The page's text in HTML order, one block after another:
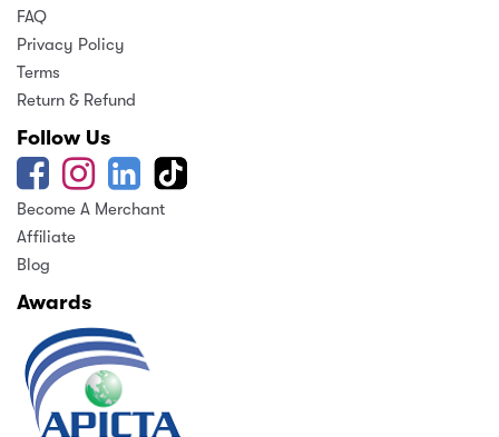
FAQ
Privacy Policy
Terms
Return & Refund
Follow Us
Become A Merchant
Affiliate
Blog
Awards